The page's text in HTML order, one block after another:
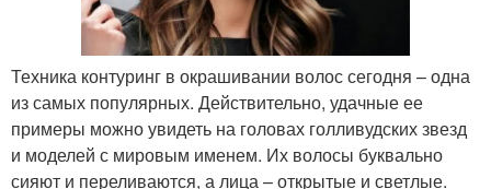
Техника контуринг в окрашивании волос сегодня – одна
из самых популярных. Действительно, удачные ее
примеры можно увидеть на головах голливудских звезд
и моделей с мировым именем. Их волосы буквально
сияют и переливаются, а лица – открытые и светлые.